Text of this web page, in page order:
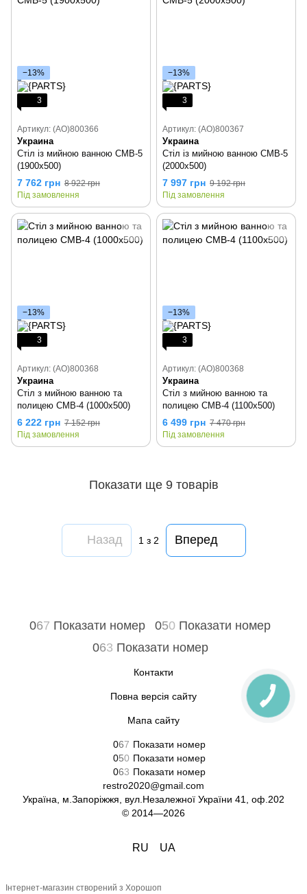
−13%
3
Артикул: (AO)800366
Украина
Стіл із мийною ванною СМВ-5
(1900х500)
7 762 грн 8 922 грн
Під замовлення
−13%
3
Артикул: (AO)800367
Украина
Стіл із мийною ванною СМВ-5
(2000х500)
7 997 грн 9 192 грн
Під замовлення
−13%
3
Артикул: (AO)800368
Украина
Стіл з мийною ванною та
полицею СМВ-4 (1000х500)
6 222 грн 7 152 грн
Під замовлення
−13%
3
Артикул: (AO)800368
Украина
Стіл з мийною ванною та
полицею СМВ-4 (1100х500)
6 499 грн 7 470 грн
Під замовлення
Показати ще 9 товарів
Назад 1 з 2 Вперед
067 Показати номер 050 Показати номер
063 Показати номер
Контакти
Повна версія сайту
Мапа сайту
067 Показати номер
050 Показати номер
063 Показати номер
restro2020@gmail.com
Україна, м.Запоріжжя, вул.Незалежної України 41, оф.202
© 2014—2026
RU UA
Інтернет-магазин створений з Хорошоп